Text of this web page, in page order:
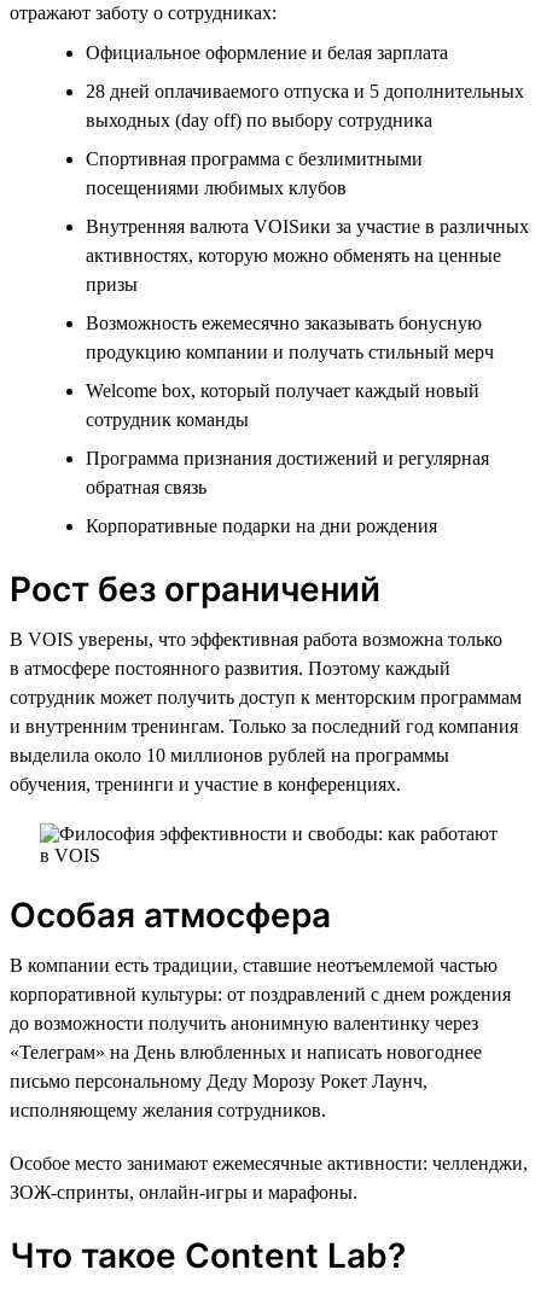
отражают заботу о сотрудниках:
Официальное оформление и белая зарплата
28 дней оплачиваемого отпуска и 5 дополнительных
выходных (day off) по выбору сотрудника
Спортивная программа с безлимитными
посещениями любимых клубов
Внутренняя валюта VOISики за участие в различных
активностях, которую можно обменять на ценные
призы
Возможность ежемесячно заказывать бонусную
продукцию компании и получать стильный мерч
Welcome box, который получает каждый новый
сотрудник команды
Программа признания достижений и регулярная
обратная связь
Корпоративные подарки на дни рождения
Рост без ограничений
В VOIS уверены, что эффективная работа возможна только
в атмосфере постоянного развития. Поэтому каждый
сотрудник может получить доступ к менторским программам
и внутренним тренингам. Только за последний год компания
выделила около 10 миллионов рублей на программы
обучения, тренинги и участие в конференциях.
Особая атмосфера
В компании есть традиции, ставшие неотъемлемой частью
корпоративной культуры: от поздравлений с днем рождения
до возможности получить анонимную валентинку через
«Телеграм» на День влюбленных и написать новогоднее
письмо персональному Деду Морозу Рокет Лаунч,
исполняющему желания сотрудников.
Особое место занимают ежемесячные активности: челленджи,
ЗОЖ-спринты, онлайн-игры и марафоны.
Что такое Content Lab?